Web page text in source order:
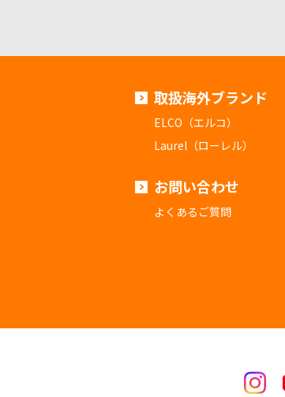
取扱海外ブランド
ELCO（エルコ）
Laurel（ローレル）
お問い合わせ
よくあるご質問